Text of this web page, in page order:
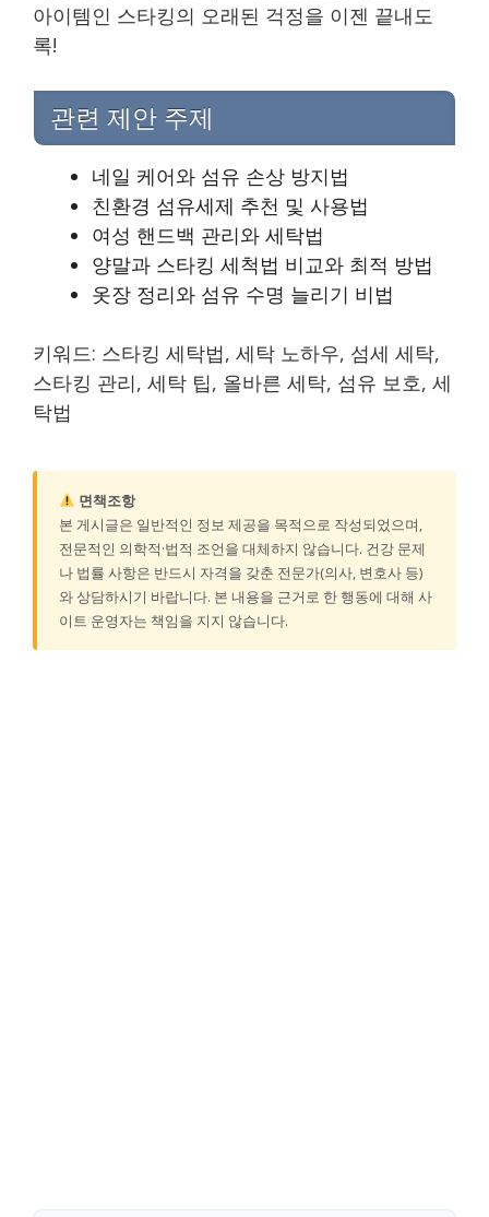
아이템인 스타킹의 오래된 걱정을 이젠 끝내도
록!
관련 제안 주제
네일 케어와 섬유 손상 방지법
친환경 섬유세제 추천 및 사용법
여성 핸드백 관리와 세탁법
양말과 스타킹 세척법 비교와 최적 방법
옷장 정리와 섬유 수명 늘리기 비법
키워드: 스타킹 세탁법, 세탁 노하우, 섬세 세탁,
스타킹 관리, 세탁 팁, 올바른 세탁, 섬유 보호, 세
탁법
면책조항
본 게시글은 일반적인 정보 제공을 목적으로 작성되었으며,
전문적인 의학적·법적 조언을 대체하지 않습니다. 건강 문제
나 법률 사항은 반드시 자격을 갖춘 전문가(의사, 변호사 등)
와 상담하시기 바랍니다. 본 내용을 근거로 한 행동에 대해 사
이트 운영자는 책임을 지지 않습니다.